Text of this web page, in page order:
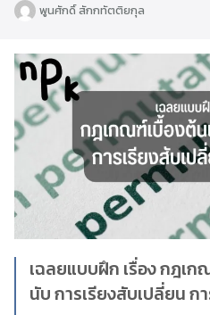
พูนศักดิ์ สักกทัตติยกุล
เฉลยแบบฝึก เรื่อง กฎเ
นับ การเรียงสับเปลี่ยน ก